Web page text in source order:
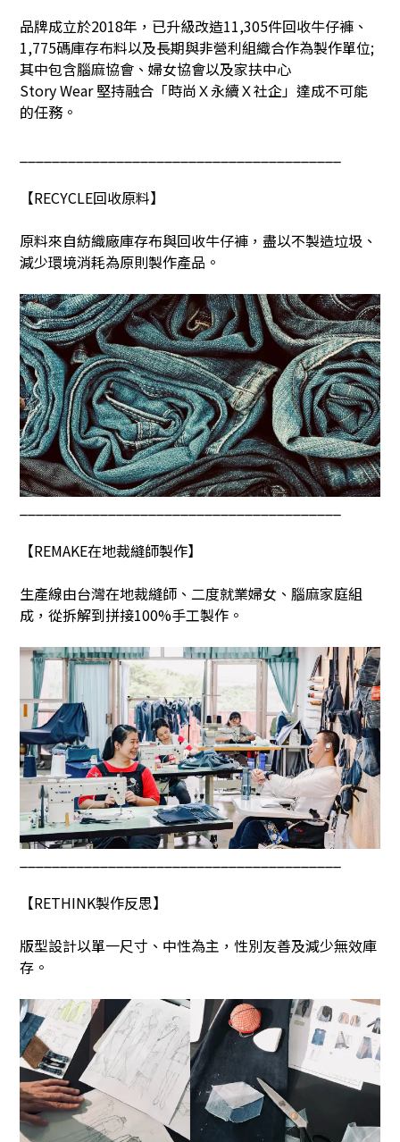
品牌成立於2018年，已升級改造11,305件回收牛仔褲、
1,775碼庫存布料以及長期與非營利組織合作為製作單位;
其中包含腦麻協會、婦女協會以及家扶中心
Story Wear堅持融合「時尚Ｘ永續Ｘ社企」達成不可能
的任務。
【RECYCLE回收原料】
原料來自紡織廠庫存布與回收牛仔褲，盡以不製造垃圾、
減少環境消耗為原則製作產品。
【REMAKE在地裁縫師製作】
生產線由台灣在地裁縫師、二度就業婦女、腦麻家庭組
成，從拆解到拼接100%手工製作。
【RETHINK製作反思】
版型設計以單一尺寸、中性為主，性別友善及減少無效庫
存。